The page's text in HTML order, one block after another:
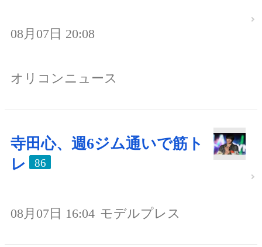
08月07日 20:08
オリコンニュース
寺田心、週6ジム通いで筋ト
レ
86
08月07日 16:04 モデルプレス